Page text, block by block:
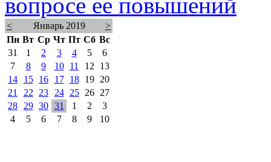
< Январь 2019
>
Пн Вт Ср Чт Пт Сб Вс
31
1 2 3 4 5
6
7
8 9 10 11 12
13
14
15 16 17 18 19
20
21
22 23 24 25 26
27
28
29 30 31 1 2
3
4
5 6 7 8 9 10